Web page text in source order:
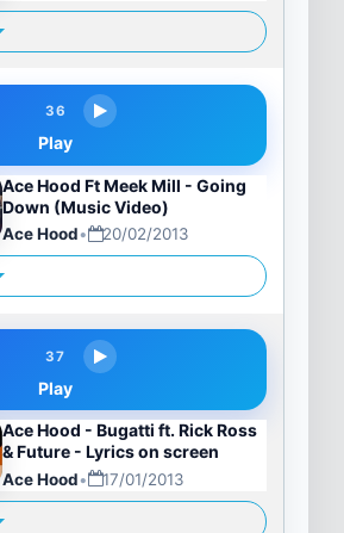
36
Play
Ace Hood Ft Meek Mill - Going
Down (Music Video)
Ace Hood• 20/02/2013
37
Play
Ace Hood - Bugatti ft. Rick Ross
& Future - Lyrics on screen
Ace Hood• 17/01/2013